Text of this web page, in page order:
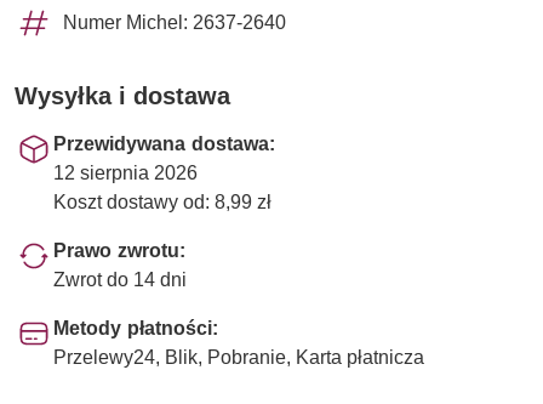
Numer Michel: 2637-2640
Wysyłka i dostawa
Przewidywana dostawa:
12 sierpnia 2026
Koszt dostawy od: 8,99 zł
Prawo zwrotu:
Zwrot do 14 dni
Metody płatności:
Przelewy24, Blik, Pobranie, Karta płatnicza